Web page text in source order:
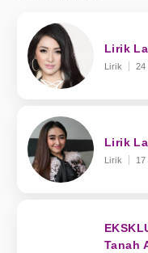
Lirik
Lirik 24
Lirik
Lirik
Tanah